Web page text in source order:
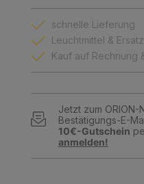
schnelle Lieferung
Leuchtmittel &
Kauf auf Rechnung
Jetzt zum ORION-
Bestätigungs-E-
10€-Gutschein
anmelden!